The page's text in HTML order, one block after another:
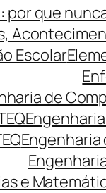
por que
Escolar
de
Engenharia
e